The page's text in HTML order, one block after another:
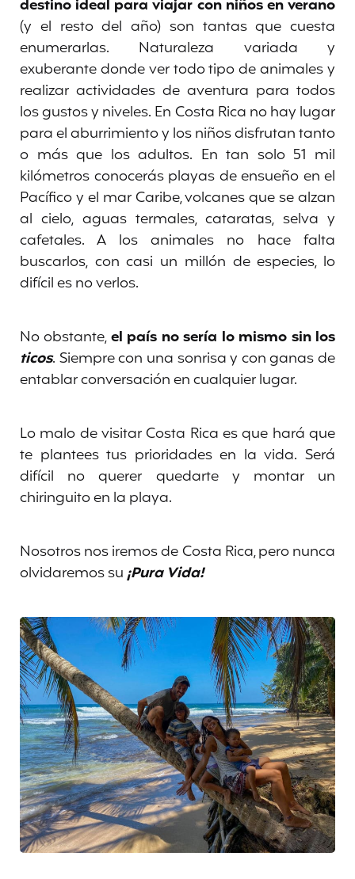
destino ideal para viajar con niños en verano
(y el resto del año) son tantas que cuesta
enumerarlas. Naturaleza variada y
exuberante donde ver todo tipo de animales y
realizar actividades de aventura para todos
los gustos y niveles. En Costa Rica no hay lugar
para el aburrimiento y los niños disfrutan tanto
o más que los adultos. En tan solo 51 mil
kilómetros conocerás playas de ensueño en el
Pacífico y el mar Caribe, volcanes que se alzan
al cielo, aguas termales, cataratas, selva y
cafetales. A los animales no hace falta
buscarlos, con casi un millón de especies, lo
difícil es no verlos.
No obstante,el país no sería lo mismo sin los
ticos. Siempre con una sonrisa y con ganas de
entablar conversación en cualquier lugar.
Lo malo de visitar Costa Rica es que hará que
te plantees tus prioridades en la vida. Será
difícil no querer quedarte y montar un
chiringuito en la playa.
Nosotros nos iremos de Costa Rica, pero nunca
olvidaremos su¡Pura Vida!